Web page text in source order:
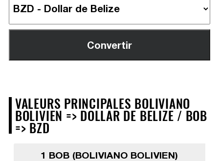
VALEURS PRINCIPALES BOLIVIANO
BOLIVIEN => DOLLAR DE BELIZE / BOB
=> BZD
1 BOB (BOLIVIANO BOLIVIEN)